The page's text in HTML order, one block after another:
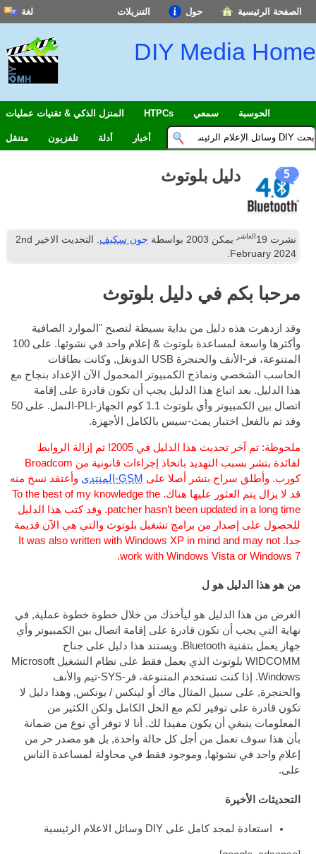
حول التنزيلات لغة
DIY
المنزل الذكي & تقنيات عمليات HTPCs
متنقل تلفزيون أدلة أخبار
بلوتوث
بواسطةجون سكيف. التحديث الاخير 2nd
دليل بلوتوث
من بداية بسيطة لتصبح "الموارد الصافية
وأكثرها واسعة لمساعدة بلوتوث & إعلام واحد في نشوئها. على 100
والحنجرةUSBالدونغل, وكانت بطاقات
الكمبيوتر المحمول الآن الإعداد بنجاح مع
هذا الدليل يجب أن تكون قادرة على إقامة
اتصال بين الكمبيوتر وأي بلوتوث 1.1 كوم الجهاز-PLI-النمل. على 50
يمث-سيس بالكامل الأجهزة.
ملحوظة: تم آخر تحديث هذا الدليل في 2005! تم إزالة الروابط
لفائدة بتشر بسبب التهديد باتخاذ إجراءات قانونية من Broadcom
بتشر أصلا علىGSM -المنتدىوأعتقد نسخ منه
عليها هناك.To the best of my know­ledge the
patch­er has­n’t been . وقد كتب هذا الدليل
من برامج تشغيل بلوتوث والتي هي الآن قديمة
It was also writ­ten with Win­dows XP in mind
work with Win­dows
هو ل
هو ليأخذك من خلال خطوة خطوة عملية, في
تكون قادرة على إقامة اتصال بين الكمبيوتر وأي
جهاز يعمل بتقنية Bluetooth. ويستند هذا دليل على جناح
WIDCOMM بلوتوث الذي يعمل فقط على نظام التشغيل Microsoft
Windows. إذا كنت تستخدم المتنوعة، فر-SYS-تيم والأنف
المثال ماك أو لينكس / يونكس, وهذا دليل لا
لكم مع الحل الكامل ولكن الكثير من
يكون مفيدا لك. أنا لا توفر أي نوع من ضمانة
من أجل كل حالة واحدة, بل هو مصدر حر من
وموجود فقط في محاولة لمساعدة الناس
كامل علىDIY وسائل الاعلام الرئيسية